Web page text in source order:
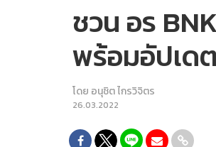
ชวน อร
พร้อมอัปเด
โดย อนุชิต ไกรวิจิตร
26.03.2022